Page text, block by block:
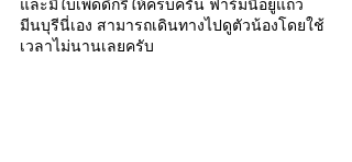
และมีใบเพ็ดดิกรีให้ครบครัน ฟาร์มนี้อยู่แถว
มีนบุรีนี่เอง สามารถเดินทางไปดูตัวน้องโดยใช้
เวลาไม่นานเลยครับ